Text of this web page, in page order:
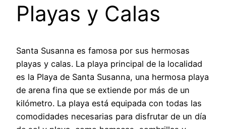
Playas y Calas
Santa Susanna es famosa por sus hermosas
playas y calas. La playa principal de la localidad
es la Playa de Santa Susanna, una hermosa playa
de arena fina que se extiende por más de un
kilómetro. La playa está equipada con todas las
comodidades necesarias para disfrutar de un día